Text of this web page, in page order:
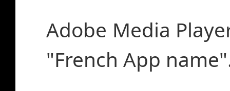
Adobe Media
"French App